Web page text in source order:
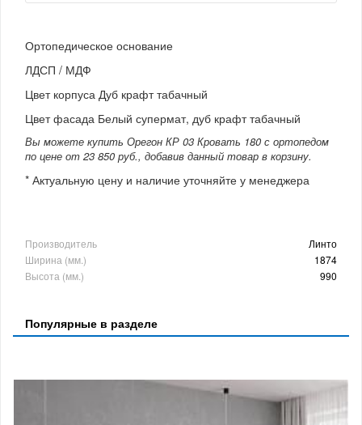
Ортопедическое основание
ЛДСП / МДФ
Цвет корпуса Дуб крафт табачный
Цвет фасада Белый супермат, дуб крафт табачный
Вы можете купить Орегон КР 03 Кровать 180 с ортопедом
по цене от 23 850 руб., добавив данный товар в корзину.
* Актуальную цену и наличие уточняйте у менеджера
Производитель
Линто
Ширина (мм.)
1874
Высота (мм.)
990
Популярные в разделе